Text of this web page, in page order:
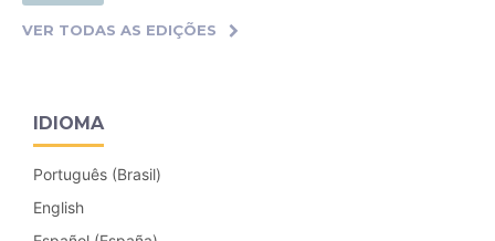
VER TODAS AS EDIÇÕES
IDIOMA
Português (Brasil)
English